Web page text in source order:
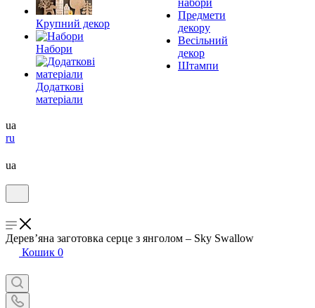
Крупний декор
Набори
Додаткові
матеріали
набори
Предмети
декору
Весільний
декор
Штампи
ua
ru
ua
Дерев’яна заготовка серце з янголом – Sky Swallow
Кошик 0